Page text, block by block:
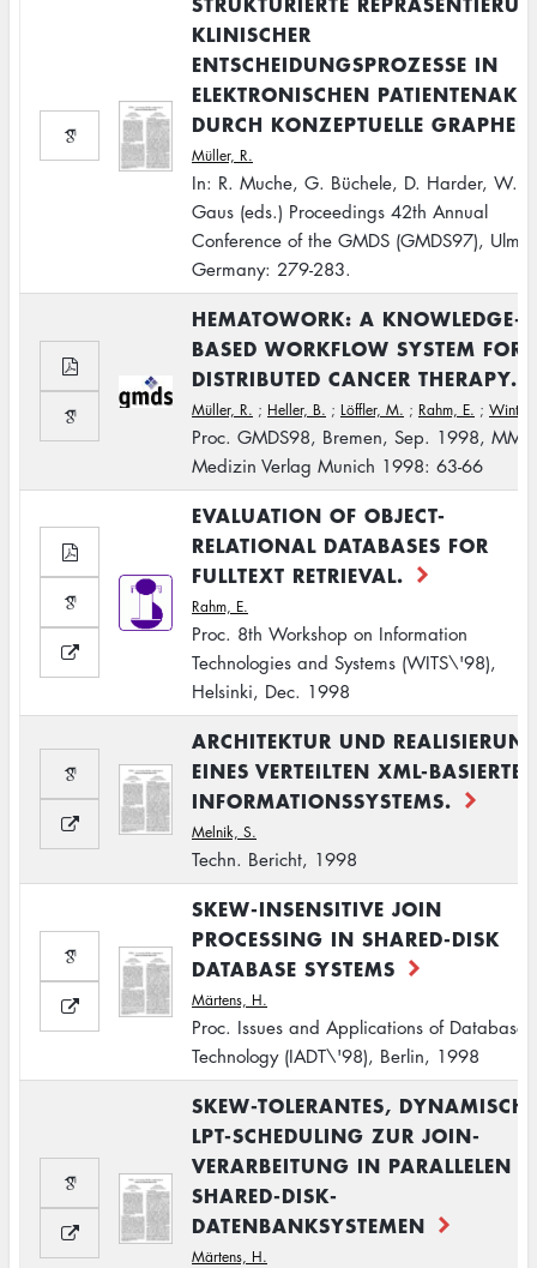
KLINISCHER
ENTSCHEIDUNGSPROZESSE IN
ELEKTRONISCHEN
DURCH KONZEPTUELLE GRAPHEN
Müller, R.
In: R. Muche, G. Büchele, D. Harder, W.
Gaus (eds.) Proceedings 42th Annual
Conference of the GMDS (GMDS97), Ulm,
Germany: 279-283.
HEMATOWORK: A KNOWLEDGE-
BASED WORKFLOW SYSTEM FOR
DISTRIBUTED CANCER THERAPY.
Müller, R. ; Heller, B. ; Löffler, M. ; Rahm, E. ;
Proc. GMDS98, Bremen, Sep. 1998, MMV
Medizin Verlag Munich 1998: 63-66
EVALUATION OF OBJECT-
RELATIONAL DATABASES FOR
FULLTEXT RETRIEVAL.
Rahm, E.
Proc. 8th Workshop on Information
Technologies and Systems (WITS\'98),
Helsinki, Dec. 1998
ARCHITEKTUR UND
EINES VERTEILTEN XML-
INFORMATIONSSYSTEMS.
Melnik, S.
Techn. Bericht, 1998
SKEW-INSENSITIVE JOIN
PROCESSING IN SHARED-DISK
DATABASE SYSTEMS
Märtens, H.
Proc. Issues and Applications of Database
Technology (IADT\'98), Berlin, 1998
SKEW-TOLERANTES,
LPT-SCHEDULING ZUR JOIN-
VERARBEITUNG IN PARALLELEN
SHARED-DISK-
DATENBANKSYSTEMEN
Märtens, H.